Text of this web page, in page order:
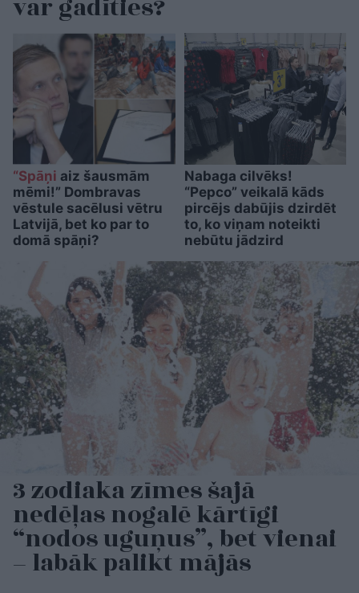
var gadīties?
“Spāņi aiz šausmām
mēmi!” Dombravas
vēstule sacēlusi vētru
Latvijā, bet ko par to
domā spāņi?
Nabaga cilvēks!
“Pepco” veikalā kāds
pircējs dabūjis dzirdēt
to, ko viņam noteikti
nebūtu jādzird
3 zodiaka zīmes šajā
nedēļas nogalē kārtīgi
“nodos uguņus”, bet vienai
– labāk palikt mājās